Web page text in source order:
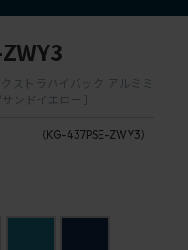
ストラハイバック アルミミ
ンドイエロー］
（KG-437PSE-ZWY3）